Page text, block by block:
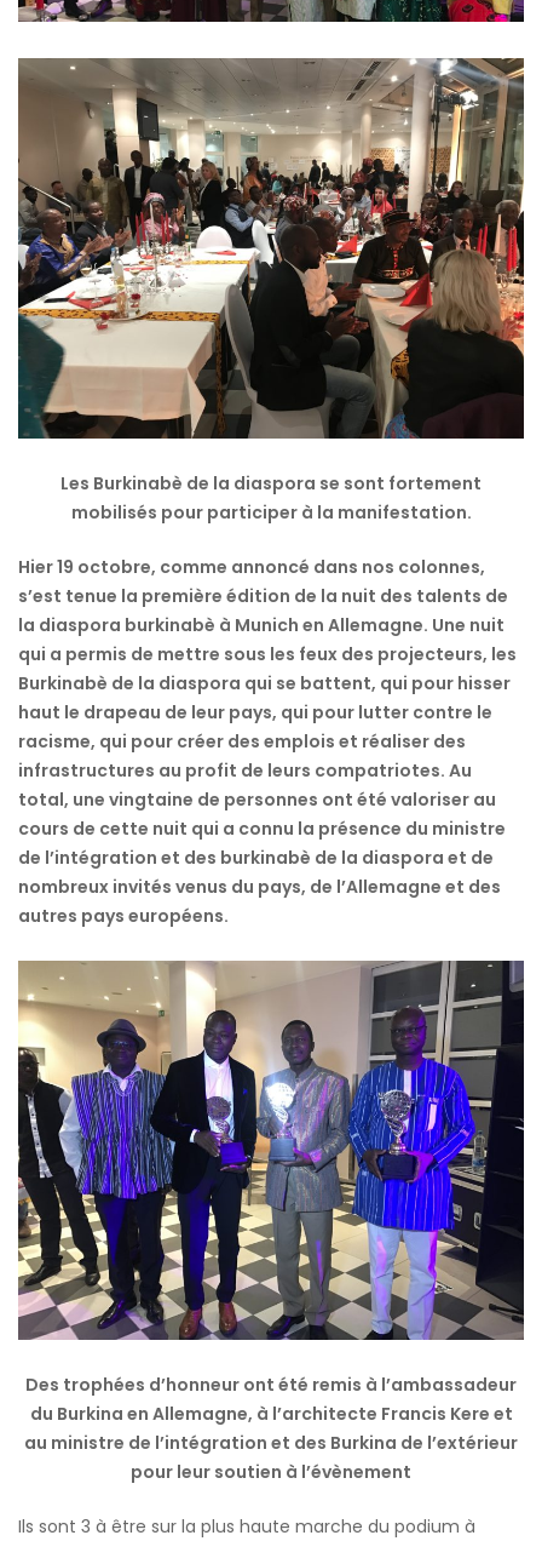
Voici
talents
Les Burkinabè de la diaspora se sont fortement
mobilisés pour participer à la manifestation.
Hier 19 octobre, comme annoncé dans nos colonnes,
s’est tenue la première édition de la nuit des talents de
la diaspora burkinabè à Munich en Allemagne. Une nuit
qui a permis de mettre sous les feux des projecteurs, les
Burkinabè de la diaspora qui se battent, qui pour hisser
haut le drapeau de leur pays, qui pour lutter contre le
racisme, qui pour créer des emplois et réaliser des
infrastructures au profit de leurs compatriotes. Au
total, une vingtaine de personnes ont été valoriser au
cours de cette nuit qui a connu la présence du ministre
de l’intégration et des burkinabè de la diaspora et de
nombreux invités venus du pays, de l’Allemagne et des
autres pays européens.
Des trophées d’honneur ont été remis à l’ambassadeur
du Burkina en Allemagne, à l’architecte Francis Kere et
au ministre de l’intégration et des Burkina de l’extérieur
pour leur soutien à l’évènement
Ils sont 3 à être sur la plus haute marche du podium à